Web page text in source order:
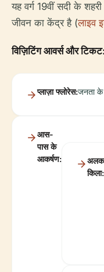
यह वर्ग 19वीं सदी के
जीवन का केंद्र है (लाइव
विज़िटिंग आवर्स और टिकट:
प्लाज़ा फ्लोरेस:जनता के
आस-
पास के
आकर्षण:
किला: